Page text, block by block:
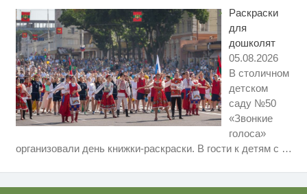
Раскраски
для
дошколят
05.08.2026
В столичном
детском
саду №50
«Звонкие
голоса»
организовали день книжки-раскраски. В гости к детям с …
зря!
Крыма: Что люди вытворяют,